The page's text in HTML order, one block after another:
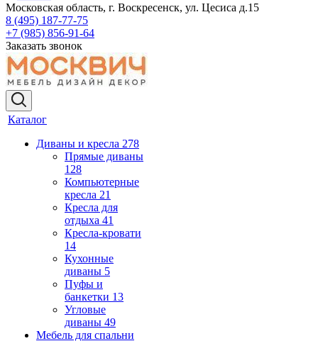
Московская область, г. Воскресенск, ул. Цесиса д.15
8 (495) 187-77-75
+7 (985) 856-91-64
Заказать звонок
Каталог
Диваны и кресла 278
Прямые диваны
128
Компьютерные
кресла 21
Кресла для
отдыха 41
Кресла-кровати
14
Кухонные
диваны 5
Пуфы и
банкетки 13
Угловые
диваны 49
Мебель для спальни